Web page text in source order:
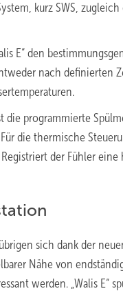
kurz SWS,
E“ den
nach definierten
die programmierte
die thermische
der Fühler
sich dank der
Nähe von
werden. „Walis E“